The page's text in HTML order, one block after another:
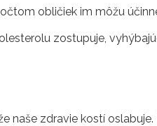
obličiek im môžu
zostupuje,
naše zdravie kostí